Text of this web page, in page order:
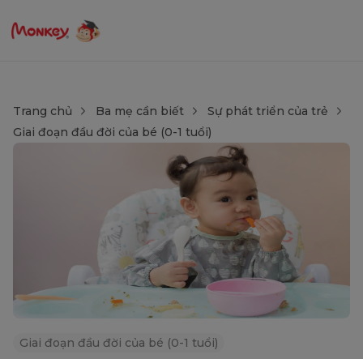
Trang chủ Ba mẹ cần biết
Sự phát triển của trẻ
Giai đoạn đầu đời của bé (0-1 tuổi)
Giai đoạn đầu đời của bé (0-1 tuổi)